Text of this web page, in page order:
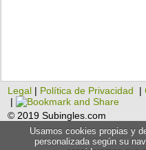
Legal | Política de Privacidad |
|
© 2019 Subingles.com
Usamos cookies propias y
personalizada según su